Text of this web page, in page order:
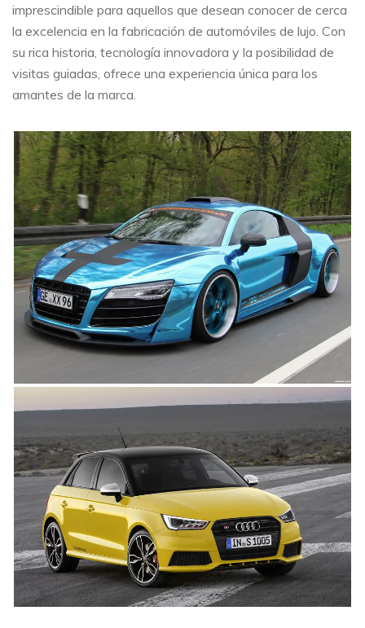
imprescindible para aquellos que desean conocer de cerca
la excelencia en la fabricación de automóviles de lujo. Con
su rica historia, tecnología innovadora y la posibilidad de
visitas guiadas, ofrece una experiencia única para los
amantes de la marca.